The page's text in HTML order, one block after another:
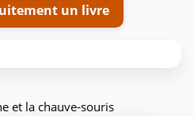
un livre
et la chauve-souris